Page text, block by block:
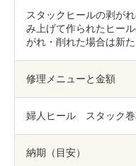
よくあるご質問
お問い合わせ
採用情報
スタックヒールの剥が
み上げて作られたヒー
がれ・削れた場合は新
修理メニューと金額
婦人ヒール スタック
納期（目安）